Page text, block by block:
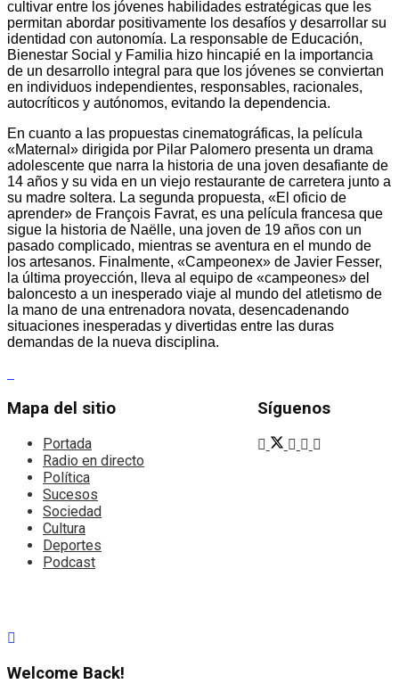
cultivar entre los jóvenes habilidades estratégicas que les
permitan abordar positivamente los desafíos y desarrollar su
identidad con autonomía. La responsable de Educación,
Bienestar Social y Familia hizo hincapié en la importancia
de un desarrollo integral para que los jóvenes se conviertan
en individuos independientes, responsables, racionales,
autocríticos y autónomos, evitando la dependencia.
En cuanto a las propuestas cinematográficas, la película
«Maternal» dirigida por Pilar Palomero presenta un drama
adolescente que narra la historia de una joven desafiante de
14 años y su vida en un viejo restaurante de carretera junto a
su madre soltera. La segunda propuesta, «El oficio de
aprender» de François Favrat, es una película francesa que
sigue la historia de Naëlle, una joven de 19 años con un
pasado complicado, mientras se aventura en el mundo de
los artesanos. Finalmente, «Campeonex» de Javier Fesser,
la última proyección, lleva al equipo de «campeones» del
baloncesto a un inesperado viaje al mundo del atletismo de
la mano de una entrenadora novata, desencadenando
situaciones inesperadas y divertidas entre las duras
demandas de la nueva disciplina.
Mapa del sitio
Portada
Radio en directo
Política
Sucesos
Sociedad
Cultura
Deportes
Podcast
Síguenos
Welcome Back!